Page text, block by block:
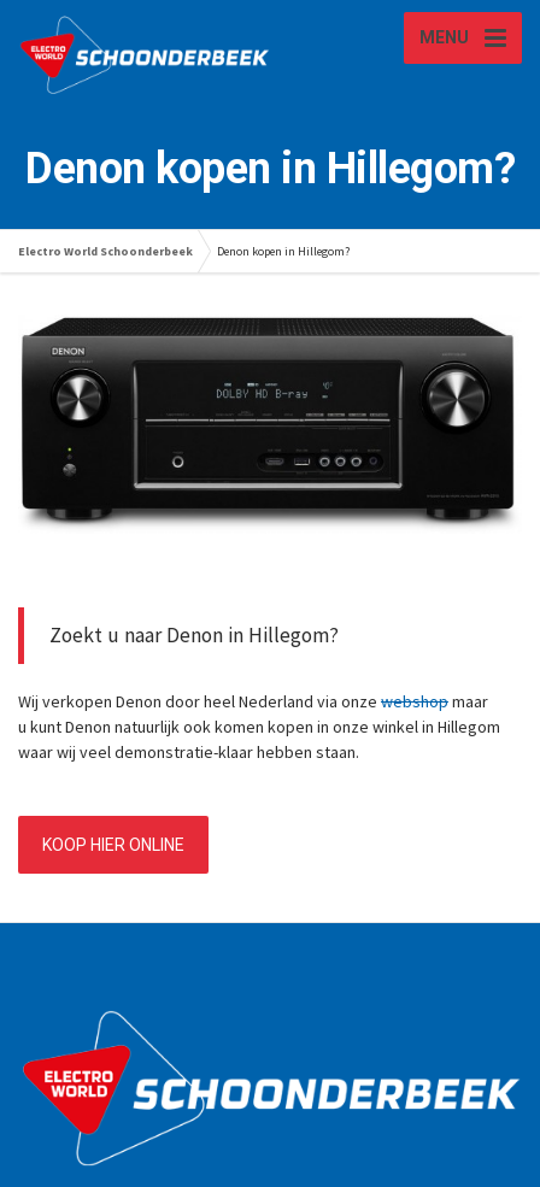
MENU
Denon kopen in Hillegom?
Electro World Schoonderbeek Denon kopen in Hillegom?
Zoekt u naar Denon in Hillegom?
Wij verkopen Denon door heel Nederland via onze webshopmaar
u kunt Denon natuurlijk ook komen kopen in onze winkel in Hillegom
waar wij veel demonstratie-klaar hebben staan.
KOOP HIER ONLINE